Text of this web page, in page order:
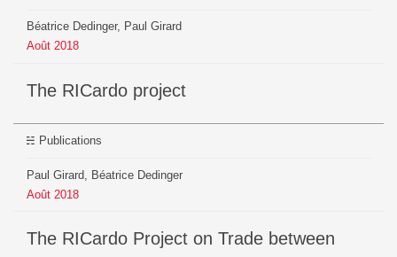
Béatrice Dedinger, Paul Girard
Août 2018
The RICardo project
Publications
Paul Girard, Béatrice Dedinger
Août 2018
The RICardo Project on Trade between